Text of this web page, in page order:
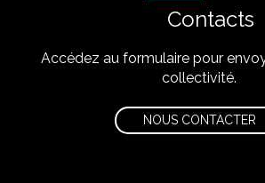
Contacts
Accédez au formulaire pour
collectivité.
NOUS CONTACTER